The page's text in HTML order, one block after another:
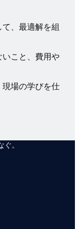
て、最適解を組
いこと、費用や
現場の学びを仕
ぐ。